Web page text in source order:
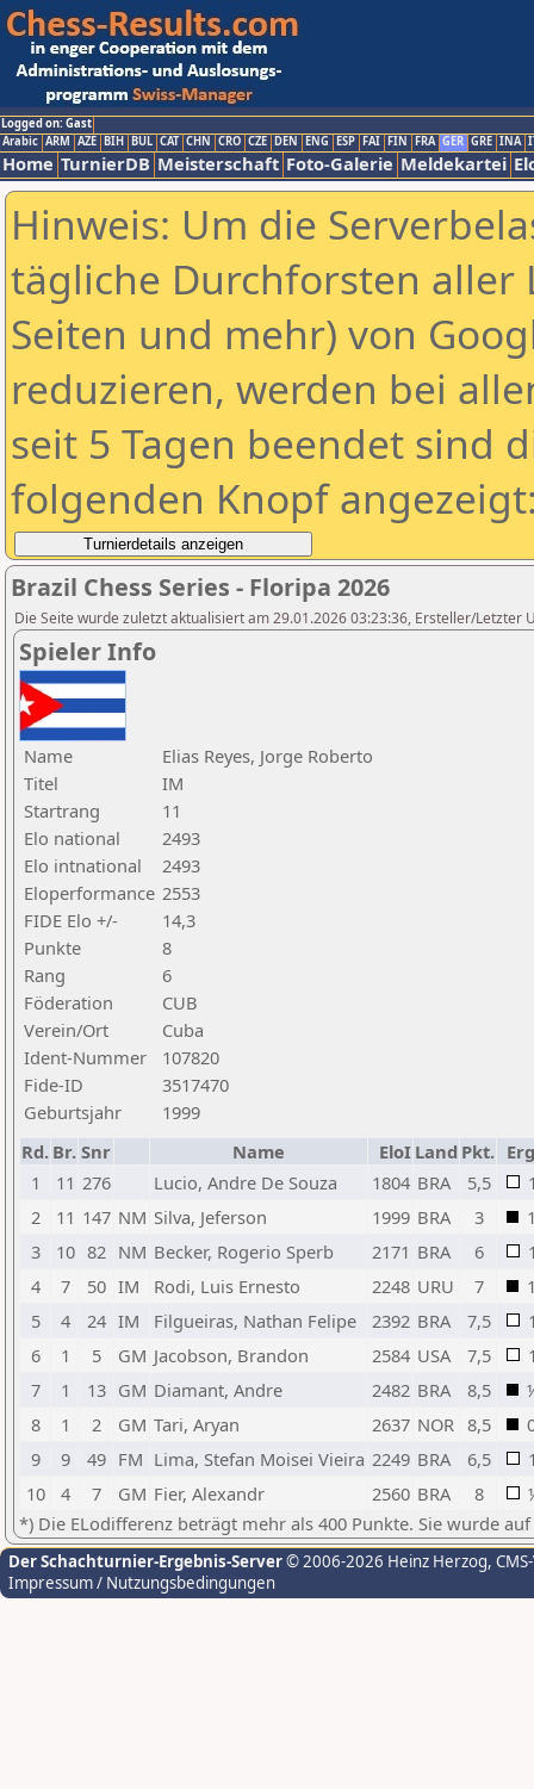
Logged on: Gast
Arabic ARM AZE BIH BUL CAT CHN CRO CZE DEN ENG ESP FAI FIN FRA GER GRE INA
Home TurnierDB Meisterschaft Foto-Galerie Meldekartei
Hinweis: Um die
tägliche Durchforsten aller
Seiten und mehr) von
reduzieren, werden bei
seit 5 Tagen beendet sind
folgenden Knopf
Brazil Chess Series - Floripa 2026
Die Seite wurde zuletzt aktualisiert am 29.01.2026 03:23:36, Ersteller/Letzter
Spieler Info
Name
Elias Reyes, Jorge Roberto
Titel
IM
Startrang
11
Elo national
2493
Elo intnational
2493
Eloperformance 2553
FIDE Elo +/-
14,3
Punkte
8
Rang
6
Föderation
CUB
Verein/Ort
Cuba
Ident-Nummer
107820
Fide-ID
3517470
Geburtsjahr
1999
Rd. Br. Snr Name EloI Land Pkt.
1
11 276 Lucio, Andre De Souza 1804 BRA 5,5
2
11 147 NM Silva, Jeferson 1999 BRA 3
3
10 82 NM Becker, Rogerio Sperb 2171 BRA 6
4
7 50 IM Rodi, Luis Ernesto 2248 URU 7
5
4 24 IM Filgueiras, Nathan Felipe 2392 BRA 7,5
6
1 5 GM Jacobson, Brandon 2584 USA 7,5
7
1 13 GM Diamant, Andre 2482 BRA 8,5
8
1 2 GM Tari, Aryan 2637 NOR 8,5
9
9 49 FM Lima, Stefan Moisei Vieira 2249 BRA 6,5
10
4 7 GM Fier, Alexandr 2560 BRA 8
*) Die ELodifferenz beträgt mehr als 400 Punkte. Sie wurde
Der Schachturnier-Ergebnis-Server© 2006-2026 Heinz Herzog,
Impressum / Nutzungsbedingungen